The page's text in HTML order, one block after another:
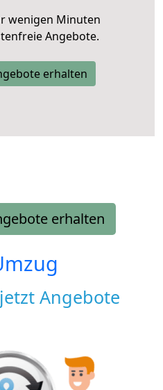
wenigen Minuten
Angebote.
erhalten
erhalten
Angebote